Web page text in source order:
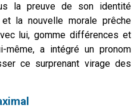
la preuve de son identité
la nouvelle morale prêche
lui, gomme différences et
a intégré un pronom
ce surprenant virage des